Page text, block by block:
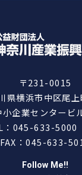
〒231-0015
県横浜市中区尾
小企業センタービ
：045-633-5000
FAX：045-633-
Follow Me!!